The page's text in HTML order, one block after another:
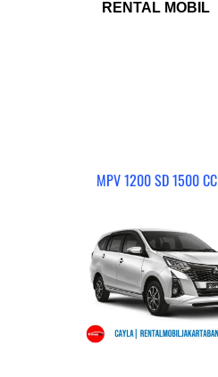
RENTAL MOBIL
MPV 1200 SD 1500 CC